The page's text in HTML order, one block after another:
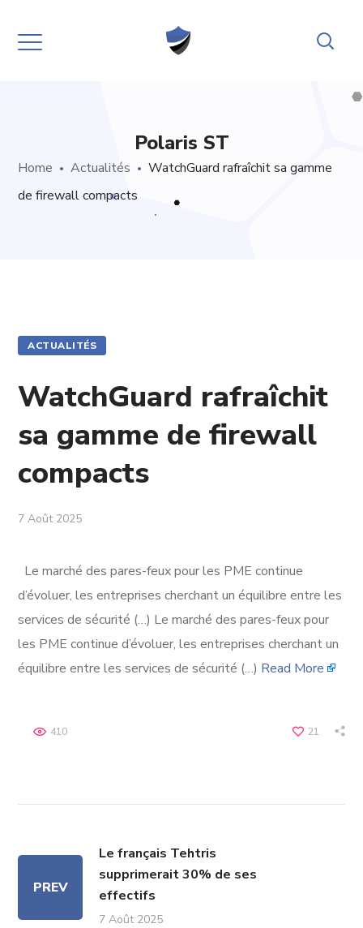
Polaris ST
Home Actualités
WatchGuard rafraîchit sa gamme
de firewall compacts
ACTUALITÉS
WatchGuard rafraîchit
sa gamme de firewall
compacts
7 Août 2025
Le marché des pares-feux pour les PME continue
d’évoluer, les entreprises cherchant un équilibre entre les
services de sécurité (…) Le marché des pares-feux pour
les PME continue d’évoluer, les entreprises cherchant un
équilibre entre les services de sécurité (…) Read More
21
410
PREV
Le français Tehtris
supprimerait 30% de ses
effectifs
7 Août 2025